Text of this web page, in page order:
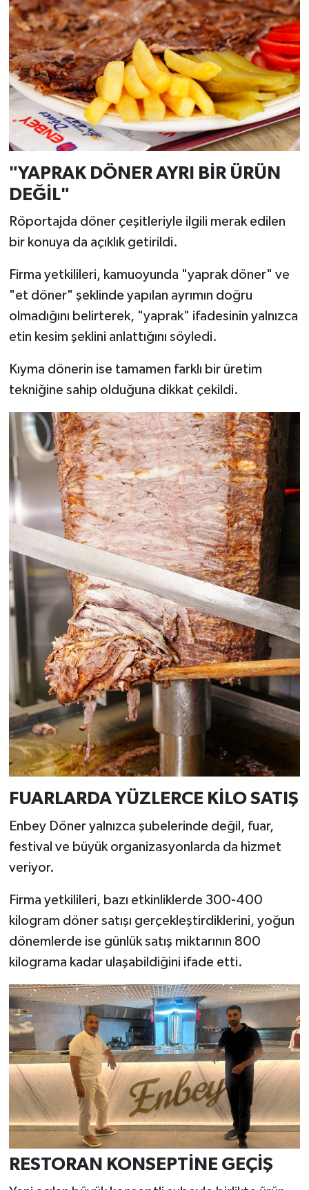
"YAPRAK DÖNER AYRI BİR ÜRÜN
DEĞİL"
Röportajda döner çeşitleriyle ilgili merak edilen
bir konuya da açıklık getirildi.
Firma yetkilileri, kamuoyunda "yaprak döner" ve
"et döner" şeklinde yapılan ayrımın doğru
olmadığını belirterek, "yaprak" ifadesinin yalnızca
etin kesim şeklini anlattığını söyledi.
Kıyma dönerin ise tamamen farklı bir üretim
tekniğine sahip olduğuna dikkat çekildi.
FUARLARDA YÜZLERCE KİLO SATIŞ
Enbey Döner yalnızca şubelerinde değil, fuar,
festival ve büyük organizasyonlarda da hizmet
veriyor.
Firma yetkilileri, bazı etkinliklerde 300-400
kilogram döner satışı gerçekleştirdiklerini, yoğun
dönemlerde ise günlük satış miktarının 800
kilograma kadar ulaşabildiğini ifade etti.
RESTORAN KONSEPTİNE GEÇİŞ